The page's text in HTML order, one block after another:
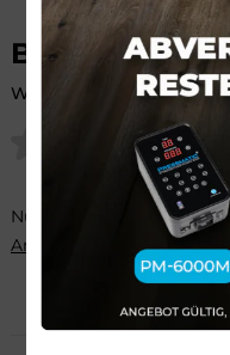
BEWERTUNG
Wie viele Sterne würden
Nur angemeldete Kunden
Anmelden
FRAGEN UND